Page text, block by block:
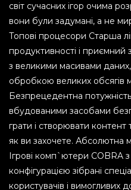
світ сучасних ігор очима
вони були задумані, а не
Топові процесори Старша
продуктивності і
з великими масивами
обробкою великих обсягів
Безпрецедентна
вбудованими засобами
грати і створювати
як ви захочете. Абсолютна
Ігрові комп`ютери COBRA
конфігурацією зібрані
користувачів і вимогливих